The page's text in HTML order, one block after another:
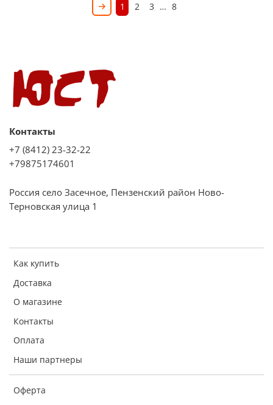
1 2 3 … 8
Как купить
Доставка
О магазине
Контакты
Оплата
Наши партнеры
Оферта
Контакты
+7 (8412) 23-32-22
+79875174601
Россия село Засечное, Пензенский район Ново-
Терновская улица 1